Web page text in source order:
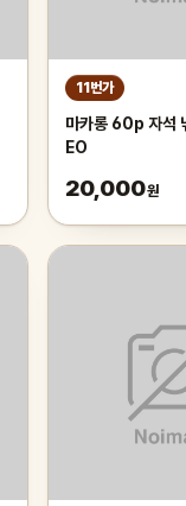
11번가
마카롱 60p 자석
EO
20,000원